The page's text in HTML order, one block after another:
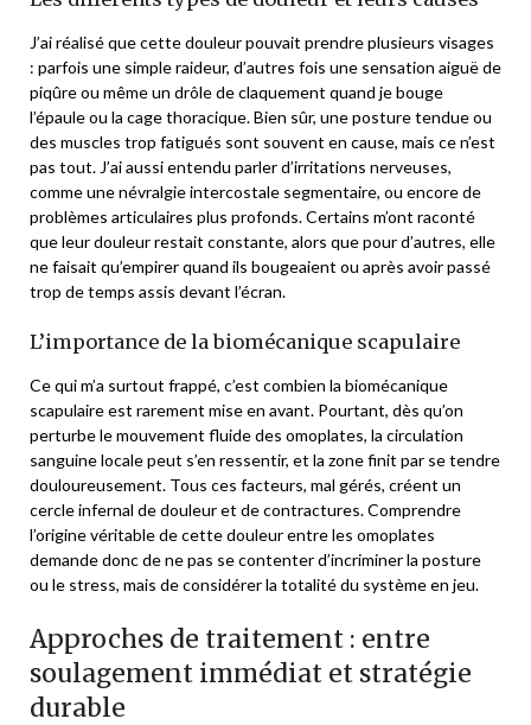
J’ai réalisé que cette douleur pouvait prendre plusieurs visages
: parfois une simple raideur, d’autres fois une sensation aiguë de
piqûre ou même un drôle de claquement quand je bouge
l’épaule ou la cage thoracique. Bien sûr, une posture tendue ou
des muscles trop fatigués sont souvent en cause, mais ce n’est
pas tout. J’ai aussi entendu parler d’irritations nerveuses,
comme une névralgie intercostale segmentaire, ou encore de
problèmes articulaires plus profonds. Certains m’ont raconté
que leur douleur restait constante, alors que pour d’autres, elle
ne faisait qu’empirer quand ils bougeaient ou après avoir passé
trop de temps assis devant l’écran.
L’importance de la biomécanique scapulaire
Ce qui m’a surtout frappé, c’est combien la biomécanique
scapulaire est rarement mise en avant. Pourtant, dès qu’on
perturbe le mouvement fluide des omoplates, la circulation
sanguine locale peut s’en ressentir, et la zone finit par se tendre
douloureusement. Tous ces facteurs, mal gérés, créent un
cercle infernal de douleur et de contractures. Comprendre
l’origine véritable de cette douleur entre les omoplates
demande donc de ne pas se contenter d’incriminer la posture
ou le stress, mais de considérer la totalité du système en jeu.
Approches de traitement : entre
soulagement immédiat et stratégie
durable